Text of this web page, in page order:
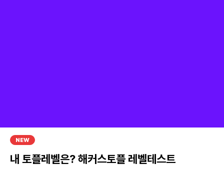
NEW
내 토플레벨은? 해커스토플 레벨테스트